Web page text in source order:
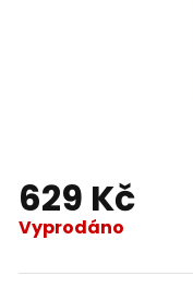
629 Kč
Vyprodáno